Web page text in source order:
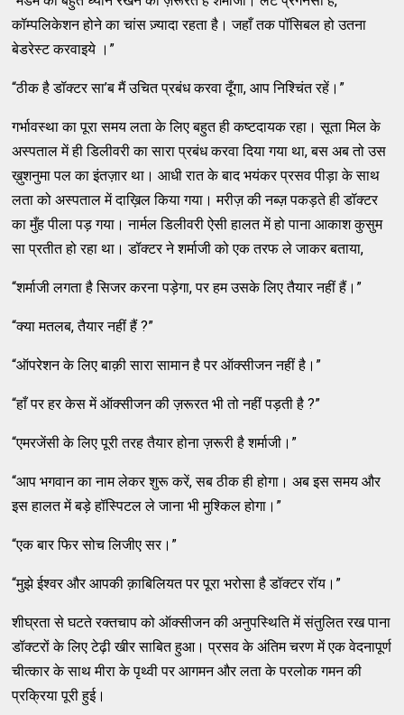
कॉम्पलिकेशन होने का चांस ज़्यादा रहता है। जहाँ तक पॉसिबल हो उतना
बेडरेस्ट करवाइये ।”
“ठीक है डॉक्टर सा’ब मैं उचित प्रबंध करवा दूँगा, आप निश्चिंत रहें।”
गर्भावस्था का पूरा समय लता के लिए बहुत ही कष्टदायक रहा। सूता मिल के
अस्पताल में ही डिलीवरी का सारा प्रबंध करवा दिया गया था, बस अब तो उस
ख़ुशनुमा पल का इंतज़ार था। आधी रात के बाद भयंकर प्रसव पीड़ा के साथ
लता को अस्पताल में दाख़िल किया गया। मरीज़ की नब्ज़ पकड़ते ही डॉक्टर
का मुँह पीला पड़ गया। नार्मल डिलीवरी ऐसी हालत में हो पाना आकाश कुसुम
सा प्रतीत हो रहा था। डॉक्टर ने शर्माजी को एक तरफ ले जाकर बताया,
“शर्माजी लगता है सिजर करना पड़ेगा, पर हम उसके लिए तैयार नहीं हैं।”
“क्या मतलब, तैयार नहीं हैं ?”
“ऑपरेशन के लिए बाक़ी सारा सामान है पर ऑक्सीजन नहीं है।”
“हाँ पर हर केस में ऑक्सीजन की ज़रूरत भी तो नहीं पड़ती है ?”
“एमरजेंसी के लिए पूरी तरह तैयार होना ज़रूरी है शर्माजी।”
“आप भगवान का नाम लेकर शुरू करें, सब ठीक ही होगा। अब इस समय और
इस हालत में बड़े हॉस्पिटल ले जाना भी मुश्किल होगा।”
“एक बार फिर सोच लिजीए सर।”
“मुझे ईश्वर और आपकी क़ाबिलियत पर पूरा भरोसा है डॉक्टर रॉय।”
शीघ्रता से घटते रक्तचाप को ऑक्सीजन की अनुपस्थिति में संतुलित रख पाना
डॉक्टरों के लिए टेढ़ी खीर साबित हुआ। प्रसव के अंतिम चरण में एक वेदनापूर्ण
चीत्कार के साथ मीरा के पृथ्वी पर आगमन और लता के परलोक गमन की
प्रक्रिया पूरी हुई।